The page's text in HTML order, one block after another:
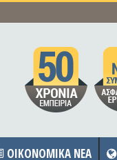
OIKONOMIKA NEA